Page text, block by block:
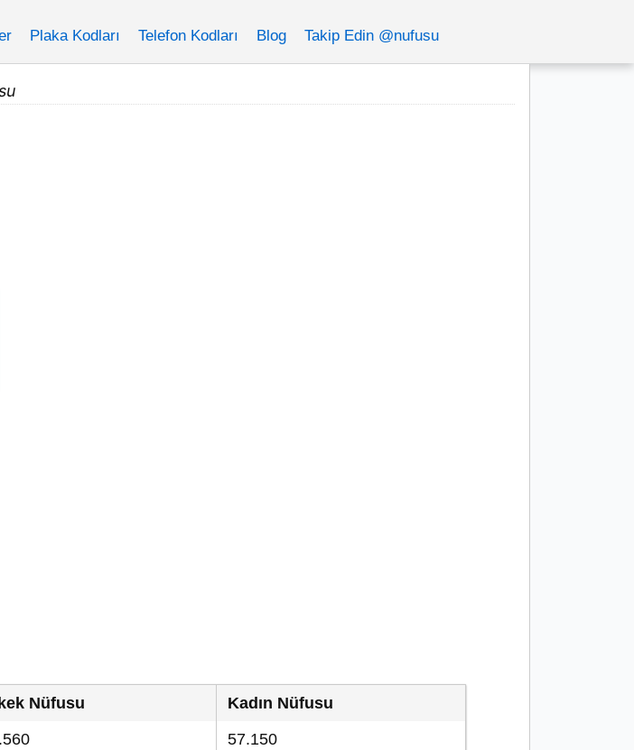
Plaka Kodları Telefon Kodları Blog Takip Edin @nufusu
Nüfusu
Kadın Nüfusu
57.150